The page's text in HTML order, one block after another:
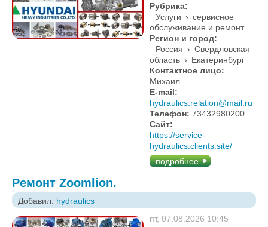
Рубрика:
Услуги › сервисное
обслуживание и ремонт
Регион и город:
Россия › Свердловская
область › Екатеринбург
Контактное лицо:
Михаил
E-mail:
hydraulics.relation@mail.ru
Телефон: 73432980200
Сайт:
https://service-
hydraulics.clients.site/
подробнее
Ремонт Zoomlion.
Добавил: hydraulics
пт, 07.08.2026 10:45